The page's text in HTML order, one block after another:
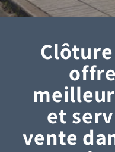
et
vente